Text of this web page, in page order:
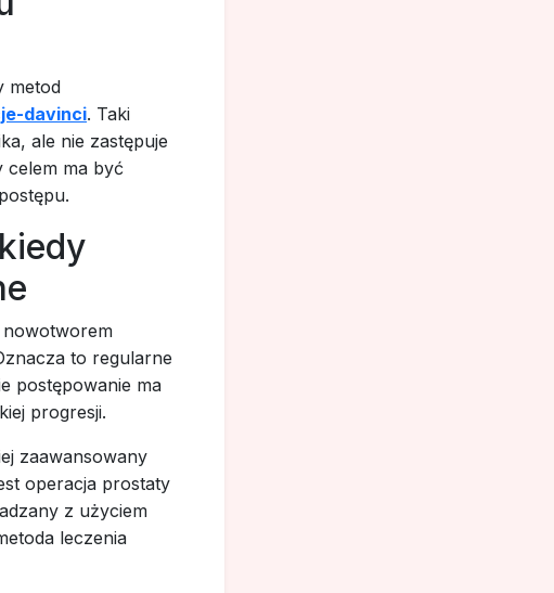
metod
davinci. Taki
ale nie zastępuje
celem ma być
nowotworem
to regularne
postępowanie ma
progresji.
zaawansowany
operacja prostaty
z użyciem
leczenia